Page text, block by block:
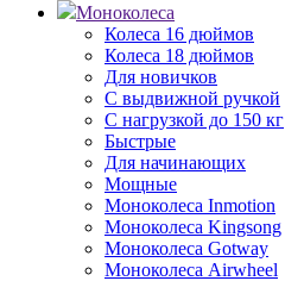
Моноколеса
Колеса 16 дюймов
Колеса 18 дюймов
Для новичков
С выдвижной ручкой
С нагрузкой до 150 кг
Быстрые
Для начинающих
Мощные
Моноколеса Inmotion
Моноколеса Kingsong
Моноколеса Gotway
Моноколеса Airwheel